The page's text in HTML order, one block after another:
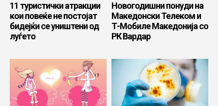
11 туристички атракции
кои повеќе не постојат
бидејќи се уништени од
луѓето
Новогодишни понуди на
Македонски Телеком и
Т-Мобиле Македонија со
РК Вардар